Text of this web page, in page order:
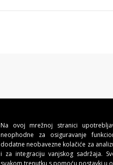
Na ovoj mrežnoj stranici
neophodne za osiguravanje
dodatne neobavezne kolačiće za
i za integraciju vanjskog sadržaja.
svakom trenutku s pomoću postavki u